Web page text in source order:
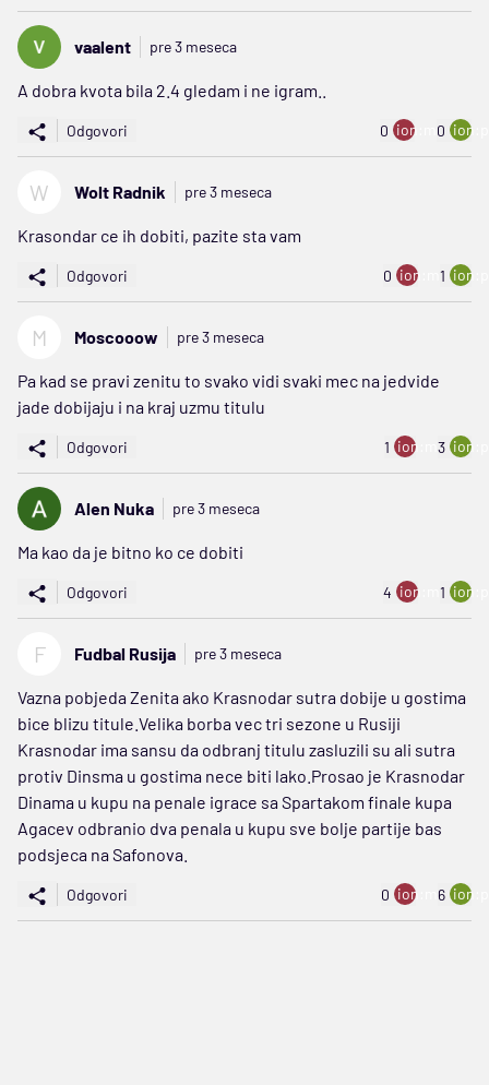
vaalent pre 3 meseca
A dobra kvota bila 2.4 gledam i ne igram..
Odgovori 0 ion:minus
0
W Wolt Radnik pre 3 meseca
Krasondar ce ih dobiti, pazite sta vam
Odgovori 0 ion:minus
1
M Moscooow pre 3 meseca
Pa kad se pravi zenitu to svako vidi svaki mec na jedvide
jade dobijaju i na kraj uzmu titulu
Odgovori 1 ion:minus
3
Alen Nuka pre 3 meseca
Ma kao da je bitno ko ce dobiti
Odgovori 4 ion:minus
1
F Fudbal Rusija pre 3 meseca
Vazna pobjeda Zenita ako Krasnodar sutra dobije u gostima
bice blizu titule.Velika borba vec tri sezone u Rusiji
Krasnodar ima sansu da odbranj titulu zasluzili su ali sutra
protiv Dinsma u gostima nece biti lako.Prosao je Krasnodar
Dinama u kupu na penale igrace sa Spartakom finale kupa
Agacev odbranio dva penala u kupu sve bolje partije bas
podsjeca na Safonova.
Odgovori 0 ion:minus
6